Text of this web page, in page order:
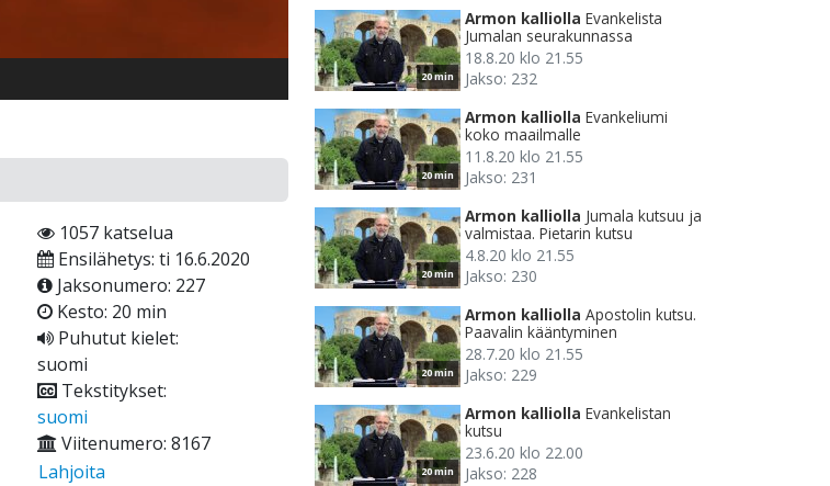
1057 katselua
Ensilähetys: ti 16.6.2020
Jaksonumero: 227
Kesto: 20 min
Puhutut kielet:
suomi
Tekstitykset:
suomi
Viitenumero: 8167
Lahjoita
20 min
Armon kalliolla Evankelista
Jumalan seurakunnassa
18.8.20 klo 21.55
Jakso: 232
20 min
Armon kalliolla Evankeliumi
koko maailmalle
11.8.20 klo 21.55
Jakso: 231
20 min
Armon kalliolla Jumala kutsuu ja
valmistaa. Pietarin kutsu
4.8.20 klo 21.55
Jakso: 230
20 min
Armon kalliolla Apostolin kutsu.
Paavalin kääntyminen
28.7.20 klo 21.55
Jakso: 229
20 min
Armon kalliolla Evankelistan
kutsu
23.6.20 klo 22.00
Jakso: 228